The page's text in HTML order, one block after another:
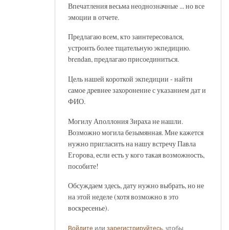
Впечатления весьма неоднозначные ... но все
эмоции в отчете.
Предлагаю всем, кто заинтересовался,
устроить более тщательную экпедицию.
brendan, предлагаю присоединиться.
Цель нашей короткой экпедиции - найти
самое древнее захоронение с указанием дат и
ФИО.
Могилу Аполлония Зираха не нашли.
Возможно могила безымянная. Мне кажется
нужно пригласить на нашу встречу Павла
Егорова, если есть у кого такая возможность,
пособите!
Обсуждаем здесь, дату нужно выбрать, но не
на этой неделе (хотя возможно в это
воскресенье).
Войдите или зарегистрируйтесь, чтобы